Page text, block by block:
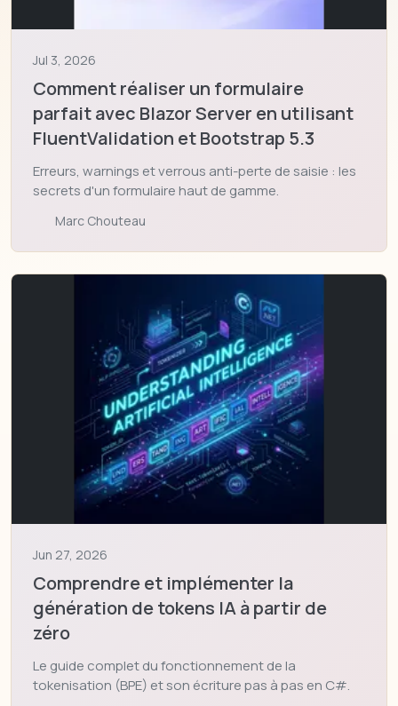
Jul 3, 2026
Comment réaliser un formulaire
parfait avec Blazor Server en utilisant
FluentValidation et Bootstrap 5.3
Erreurs, warnings et verrous anti-perte de saisie : les
secrets d'un formulaire haut de gamme.
Marc Chouteau
Jun 27, 2026
Comprendre et implémenter la
génération de tokens IA à partir de
zéro
Le guide complet du fonctionnement de la
tokenisation (BPE) et son écriture pas à pas en C#.